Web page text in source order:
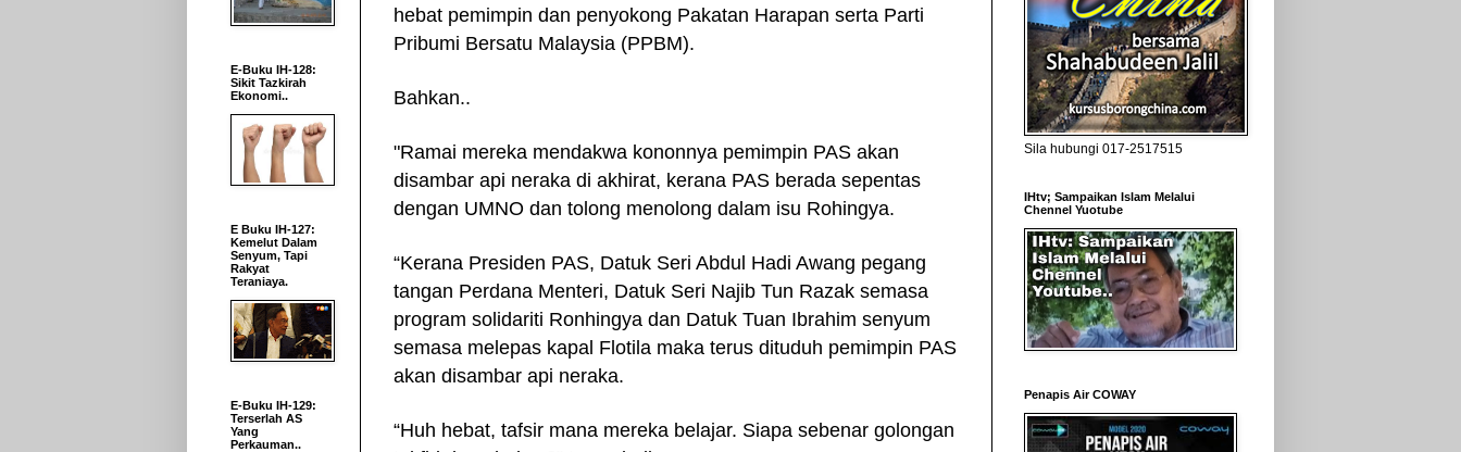
hebat pemimpin dan penyokong Pakatan Harapan serta Parti
Pribumi Bersatu Malaysia (PPBM).
Bahkan..
"Ramai mereka mendakwa kononnya pemimpin PAS akan
disambar api neraka di akhirat, kerana PAS berada sepentas
dengan UMNO dan tolong menolong dalam isu Rohingya.
“Kerana Presiden PAS, Datuk Seri Abdul Hadi Awang pegang
tangan Perdana Menteri, Datuk Seri Najib Tun Razak semasa
program solidariti Ronhingya dan Datuk Tuan Ibrahim senyum
semasa melepas kapal Flotila maka terus dituduh pemimpin PAS
akan disambar api neraka.
“Huh hebat, tafsir mana mereka belajar. Siapa sebenar golongan
E-Buku IH-128:
Sikit Tazkirah
Ekonomi..
E Buku IH-127:
Kemelut Dalam
Senyum, Tapi
Rakyat
Teraniaya.
E-Buku IH-129:
Terserlah AS
Yang
Perkauman..
Sila hubungi 017-2517515
IHtv; Sampaikan Islam Melalui
Chennel Yuotube
Penapis Air COWAY